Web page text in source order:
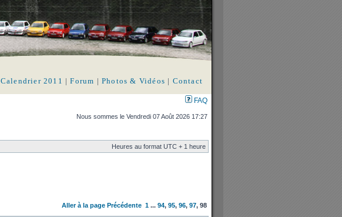
Calendrier 2011 |Forum | Photos & Vidéos | Contact
FAQ
Nous sommes le Vendredi 07 Août 2026 17:27
Heures au format UTC + 1 heure
Aller à la page Précédente 1 ... 94, 95, 96, 97, 98